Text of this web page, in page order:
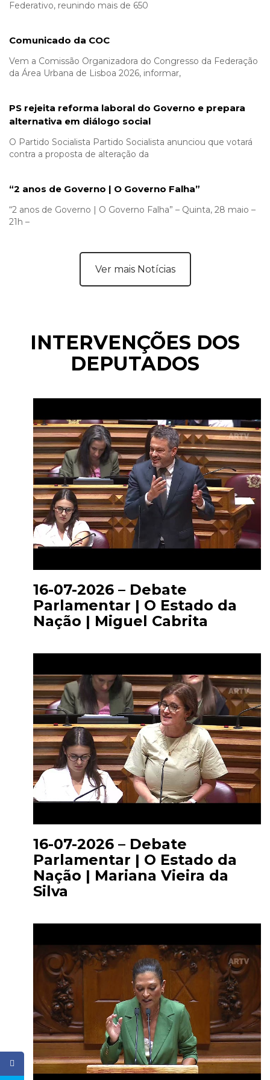
Federativo, reunindo mais de 650
Comunicado da COC
Vem a Comissão Organizadora do Congresso da Federação
da Área Urbana de Lisboa 2026, informar,
PS rejeita reforma laboral do Governo e prepara
alternativa em diálogo social
O Partido Socialista Partido Socialista anunciou que votará
contra a proposta de alteração da
“2 anos de Governo | O Governo Falha”
“2 anos de Governo | O Governo Falha” – Quinta, 28 maio –
21h –
Ver mais Notícias
INTERVENÇÕES DOS
DEPUTADOS
16-07-2026 – Debate
Parlamentar | O Estado da
Nação | Miguel Cabrita
16-07-2026 – Debate
Parlamentar | O Estado da
Nação | Mariana Vieira da
Silva